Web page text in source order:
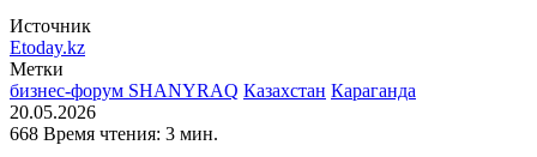
Источник
Etoday.kz
Метки
бизнес-форум SHANYRAQ Казахстан Караганда
20.05.2026
668 Время чтения: 3 мин.